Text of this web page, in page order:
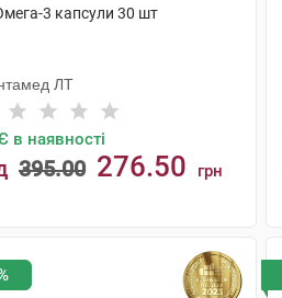
3 капсули 30 шт
ЛТ
в наявності
395.00 276.50 грн